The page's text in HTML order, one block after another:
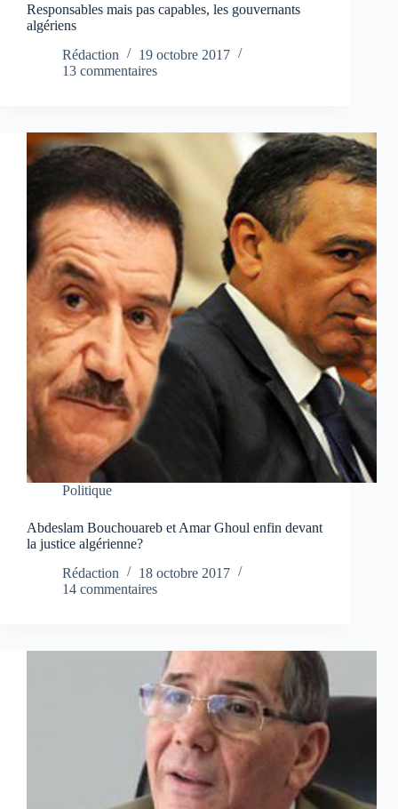
Responsables mais pas capables, les gouvernants
algériens
Rédaction
19 octobre 2017
13 commentaires
Politique
Abdeslam Bouchouareb et Amar Ghoul enfin devant
la justice algérienne?
Rédaction
18 octobre 2017
14 commentaires